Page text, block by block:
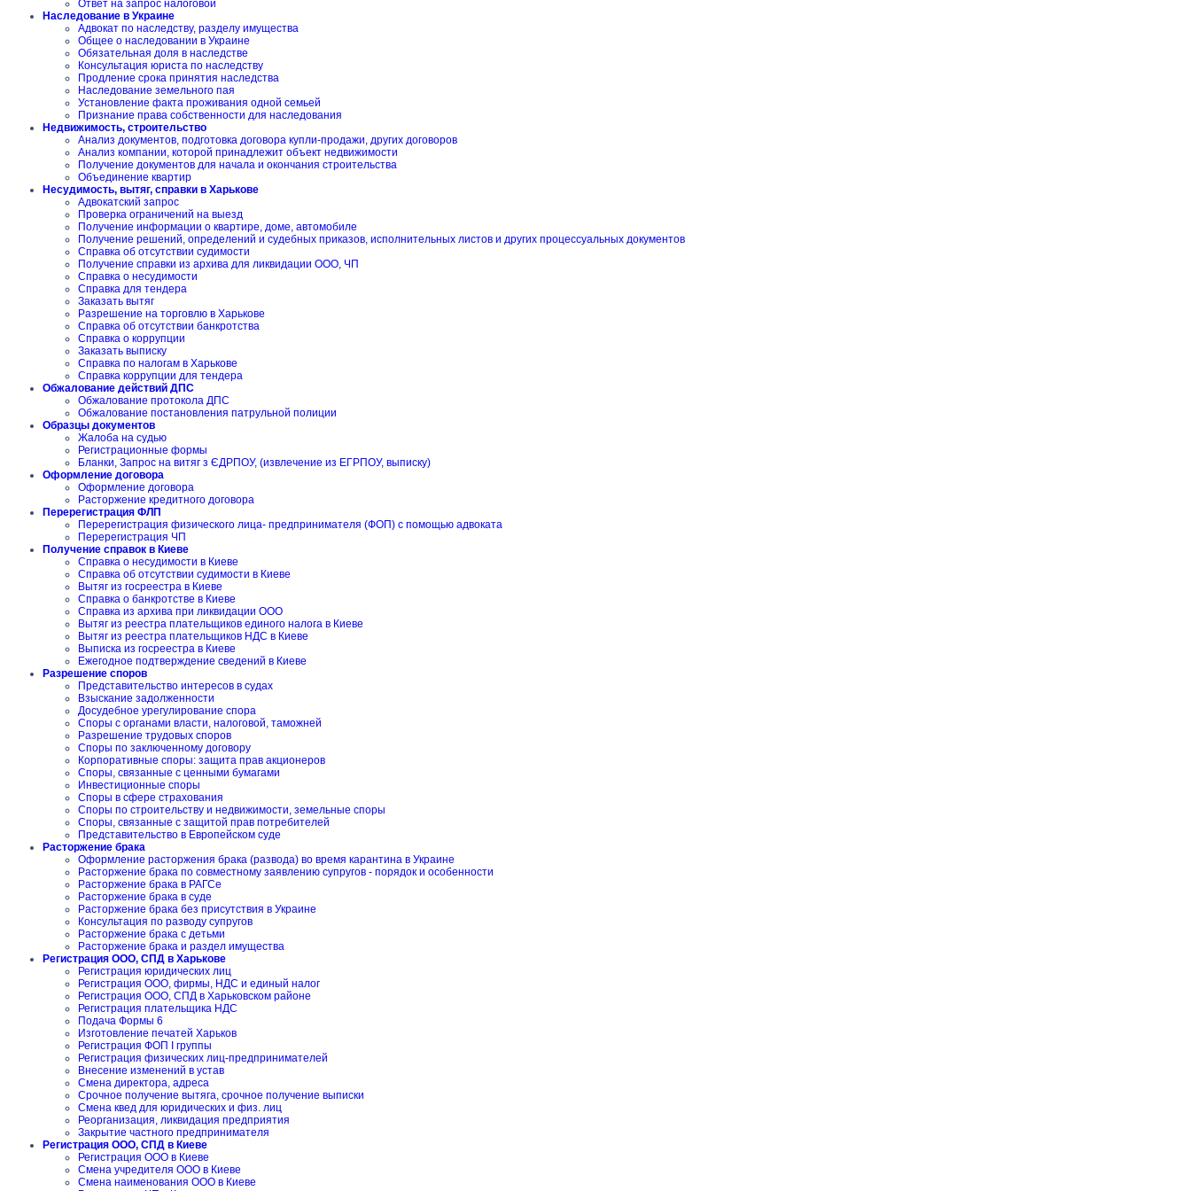
Ответ на запрос налоговой
Наследование в Украине
Адвокат по наследству, разделу имущества
Общее о наследовании в Украине
Обязательная доля в наследстве
Консультация юриста по наследству
Продление срока принятия наследства
Наследование земельного пая
Установление факта проживания одной семьей
Признание права собственности для наследования
Недвижимость, строительство
Анализ документов, подготовка договора купли-продажи, других договоров
Анализ компании, которой принадлежит объект недвижимости
Получение документов для начала и окончания строительства
Объединение квартир
Несудимость, вытяг, справки в Харькове
Адвокатский запрос
Проверка ограничений на выезд
Получение информации о квартире, доме, автомобиле
Получение решений, определений и судебных приказов, исполнительных листов и других процессуальных документов
Справка об отсутствии судимости
Получение справки из архива для ликвидации ООО, ЧП
Справка о несудимости
Справка для тендера
Заказать вытяг
Разрешение на торговлю в Харькове
Справка об отсутствии банкротства
Справка о коррупции
Заказать выписку
Справка по налогам в Харькове
Справка коррупции для тендера
Обжалование действий ДПС
Обжалование протокола ДПС
Обжалование постановления патрульной полиции
Образцы документов
Жалоба на судью
Регистрационные формы
Бланки, Запрос на витяг з ЄДРПОУ, (извлечение из ЕГРПОУ, выписку)
Оформление договора
Оформление договора
Расторжение кредитного договора
Перерегистрация ФЛП
Перерегистрация физического лица- предпринимателя (ФОП) с помощью адвоката
Перерегистрация ЧП
Получение справок в Киеве
Справка о несудимости в Киеве
Справка об отсутствии судимости в Киеве
Вытяг из госреестра в Киеве
Справка о банкротстве в Киеве
Справка из архива при ликвидации ООО
Вытяг из реестра плательщиков единого налога в Киеве
Вытяг из реестра плательщиков НДС в Киеве
Выписка из госреестра в Киеве
Ежегодное подтверждение сведений в Киеве
Разрешение споров
Представительство интересов в судах
Взыскание задолженности
Досудебное урегулирование спора
Споры с органами власти, налоговой, таможней
Разрешение трудовых споров
Споры по заключенному договору
Корпоративные споры: защита прав акционеров
Споры, связанные с ценными бумагами
Инвестиционные споры
Споры в сфере страхования
Споры по строительству и недвижимости, земельные споры
Споры, связанные с защитой прав потребителей
Представительство в Европейском суде
Расторжение брака
Оформление расторжения брака (развода) во время карантина в Украине
Расторжение брака по совместному заявлению супругов - порядок и особенности
Расторжение брака в РАГСе
Расторжение брака в суде
Расторжение брака без присутствия в Украине
Консультация по разводу супругов
Расторжение брака с детьми
Расторжение брака и раздел имущества
Регистрация ООО, СПД в Харькове
Регистрация юридических лиц
Регистрация ООО, фирмы, НДС и единый налог
Регистрация ООО, СПД в Харьковском районе
Регистрация плательщика НДС
Подача Формы 6
Изготовление печатей Харьков
Регистрация ФОП I группы
Регистрация физических лиц-предпринимателей
Внесение изменений в устав
Смена директора, адреса
Срочное получение вытяга, срочное получение выписки
Смена квед для юридических и физ. лиц
Реорганизация, ликвидация предприятия
Закрытие частного предпринимателя
Регистрация ООО, СПД в Киеве
Регистрация ООО в Киеве
Смена учредителя ООО в Киеве
Смена наименования ООО в Киеве